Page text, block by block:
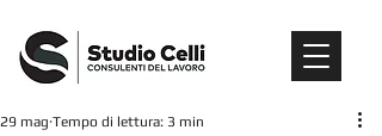
29 mag Tempo di lettura: 3 min